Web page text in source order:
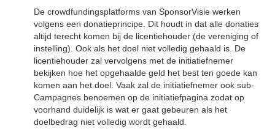
De crowdfundingsplatforms van SponsorVisie werken
volgens een donatieprincipe. Dit houdt in dat alle donaties
altijd terecht komen bij de licentiehouder (de vereniging of
instelling). Ook als het doel niet volledig gehaald is. De
licentiehouder zal vervolgens met de initiatiefnemer
bekijken hoe het opgehaalde geld het best ten goede kan
komen aan het doel. Vaak zal de initiatiefnemer ook sub-
Campagnes benoemen op de initiatiefpagina zodat op
voorhand duidelijk is wat er gaat gebeuren als het
doelbedrag niet volledig wordt gehaald.